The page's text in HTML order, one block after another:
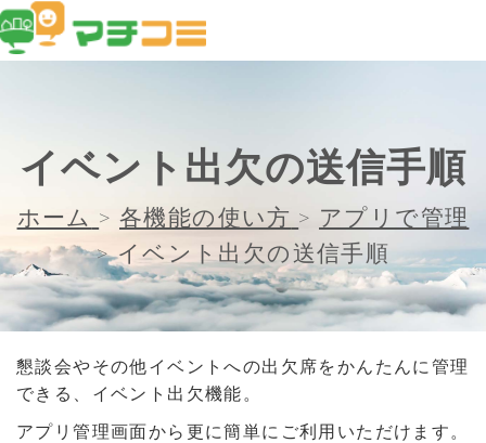
イベント出欠の送信手順
ホーム > 各機能の使い方 > アプリで管理
> イベント出欠の送信手順
懇談会やその他イベントへの出欠席をかんたんに管理
できる、イベント出欠機能。
アプリ管理画面から更に簡単にご利用いただけます。